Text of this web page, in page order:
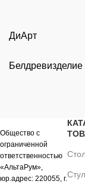
ДиАрт
Белдревизделие
Общество с
ограниченной
ответственностью
«АльтаРум»,
юр.адрес: 220055, г.